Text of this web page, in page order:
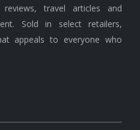
travel articles and
Sold in select retailers,
appeals to everyone who